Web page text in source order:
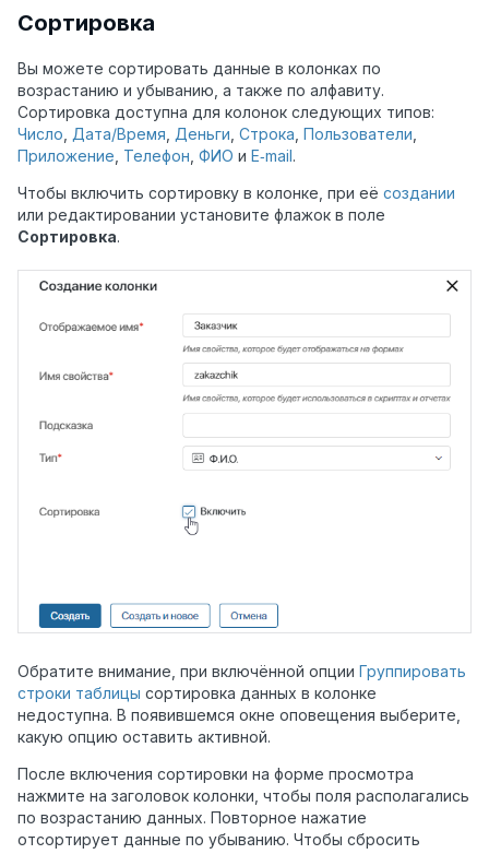
Сортировка
Вы можете сортировать данные в колонках по
возрастанию и убыванию, а также по алфавиту.
Сортировка доступна для колонок следующих типов:
Число Дата/Время Деньги Строка Пользователи
Приложение Телефон ФИО и E‑mail.
Чтобы включить сортировку в колонке, при её создании
или редактировании установите флажок в поле
Сортировка.
Обратите внимание, при включённой опции Группировать
строки таблицы сортировка данных в колонке
недоступна. В появившемся окне оповещения выберите,
какую опцию оставить активной.
После включения сортировки на форме просмотра
нажмите на заголовок колонки, чтобы поля располагались
по возрастанию данных. Повторное нажатие
отсортирует данные по убыванию. Чтобы сбросить